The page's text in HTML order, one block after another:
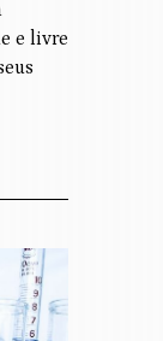
e livre